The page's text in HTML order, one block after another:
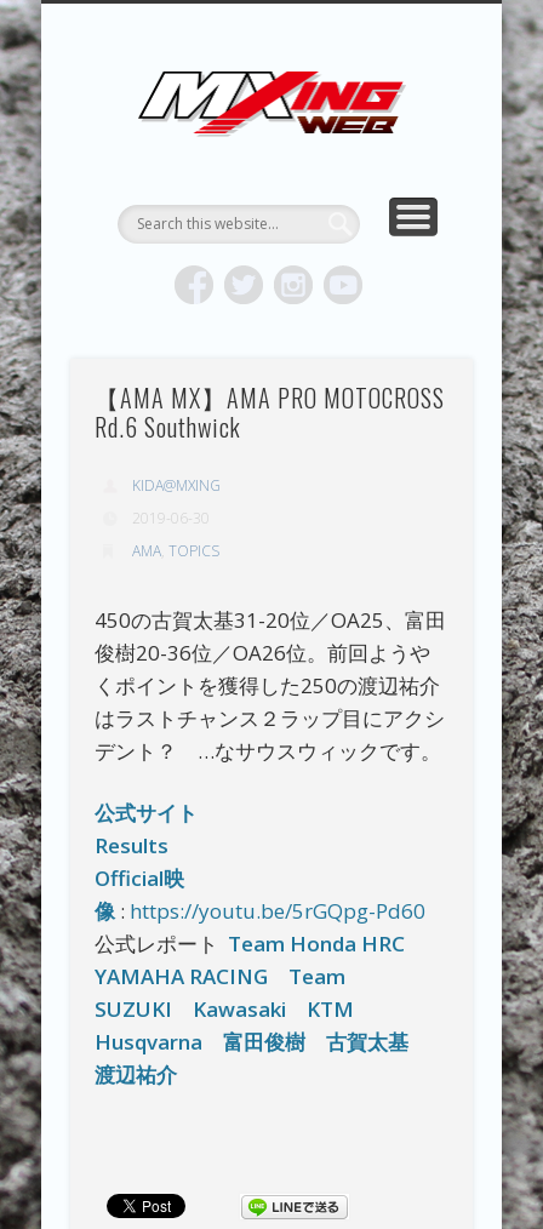
トク
HOME
TOPICS
ABOUT MX
RESULTS
REPORT
MXING & MXING＋PLUS
HYPER MXING
CONTACT
【AMA MX】AMA PRO MOTOCROSS
Rd.6 Southwick
KIDA@MXING
2019-06-30
AMA,TOPICS
450の古賀太基31-20位／OA25、富田
俊樹20-36位／OA26位。前回ようや
くポイントを獲得した250の渡辺祐介
はラストチャンス２ラップ目にアクシ
デント？ …なサウスウィックです。
公式サイト
Results
Official映
像: https://youtu.be/5rGQpg-Pd60
公式レポート Team Honda HRC
YAMAHA RACING
Team
SUZUKI
Kawasaki
KTM
Husqvarna
富田俊樹
古賀太基
渡辺祐介